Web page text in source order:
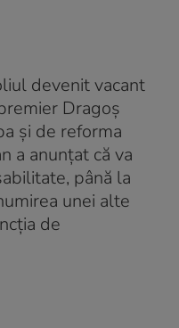
devenit vacant
Dragoș
și de reforma
a anunțat că va
până la
unei alte
de